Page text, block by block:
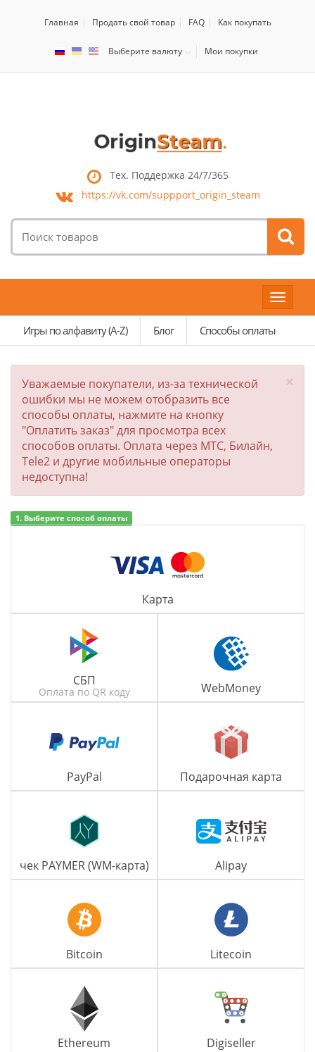
Главная Продать свой товар FAQ Как покупать
Выберите валюту Мои покупки
Тех. Поддержка 24/7/365
https://vk.com/suppport_origin_steam
товаров:
Toggle
Игры по алфавиту (A-Z)
Блог Способы оплаты
×
Уважаемые покупатели, из-за технической
ошибки мы не можем отобразить все
способы оплаты, нажмите на кнопку
"Оплатить заказ" для просмотра всех
способов оплаты. Оплата через МТС, Билайн,
Tele2 и другие мобильные операторы
недоступна!
1. Выберите способ оплаты
Карта
СБП
Оплата по QR коду WebMoney
PayPal Подарочная карта
чек PAYMER (WM-карта) Alipay
Bitcoin Litecoin
Ethereum Digiseller